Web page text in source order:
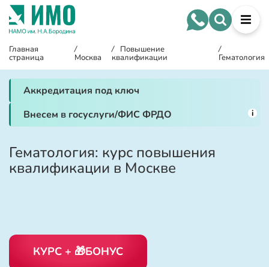
Главная
страница
/
Москва
/ Повышение
квалификации
/
Гематология
Аккредитация под ключ
Внесем в госуслуги/ФИС ФРДО
i
Гематология: курс повышения
квалификации в Москве
КУРС + 🎁БОНУС